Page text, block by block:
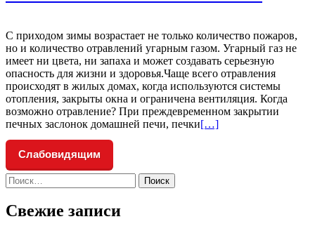
С приходом зимы возрастает не только количество пожаров,
но и количество отравлений угарным газом. Угарный газ не
имеет ни цвета, ни запаха и может создавать серьезную
опасность для жизни и здоровья.Чаще всего отравления
происходят в жилых домах, когда используются системы
отопления, закрыты окна и ограничена вентиляция. Когда
возможно отравление? При преждевременном закрытии
печных заслонок домашней печи, печкиЧитать
[…]
Слабовидящим
Найти:
Свежие записи